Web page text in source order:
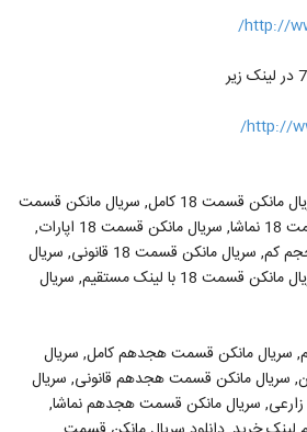
http://
http://
سریال مانکن قسمت 18, سریال مانکن قسمت 18 کامل, سریال مانکن قسمت
18 رایگان, سریال مانکن قسمت 18 نماشا, سریال مانکن قسمت 18 اپارات,
سریال مانکن قسمت 18 با حجم کم, سریال مانکن قسمت 18 قانونی, سریال
مانکن قسمت 18 آنلاین, سریال مانکن قسمت 18 با لینک مستقیم, سریال
سریال مانکن قسمت هجدهم کامل, سریال
سریال مانکن قسمت هجدهم قانونی, سریال
سریال مانکن قسمت هجدهم نماشا,